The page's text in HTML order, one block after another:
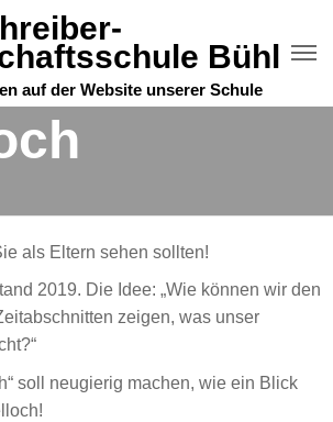
Bühl
auf der Website unserer Schule
als Eltern sehen sollten!
2019. Die Idee: „Wie können wir den
zeigen, was unser
soll neugierig machen, wie ein Blick